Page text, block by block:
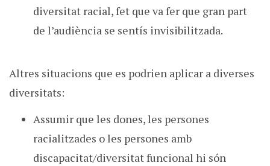
diversitat racial, fet que va fer que gran part
de l’audiència se sentís invisibilitzada.
Altres situacions que es podrien aplicar a diverses
diversitats:
Assumir que les dones, les persones
racialitzades o les persones amb
discapacitat/diversitat funcional hi són